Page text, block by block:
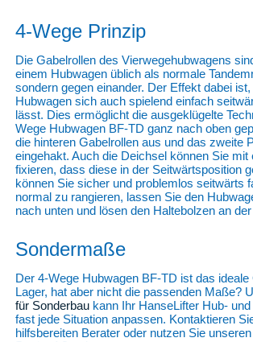
4-Wege Prinzip
Die Gabelrollen des Vierwegehubwagens
einem Hubwagen üblich als normale
sondern gegen einander. Der Effekt dabei
Hubwagen sich auch spielend einfach
lässt. Dies ermöglicht die ausgeklügelte
Wege Hubwagen BF-TD ganz nach oben
die hinteren Gabelrollen aus und das zweite
eingehakt. Auch die Deichsel können Sie mit
fixieren, dass diese in der Seitwärtsposition
können Sie sicher und problemlos seitwärts
normal zu rangieren, lassen Sie den
nach unten und lösen den Haltebolzen an
Sondermaße
Der 4-Wege Hubwagen BF-TD ist das ideale
Lager, hat aber nicht die passenden Maße?
für Sonderbaukann Ihr HanseLifter Hub- und
fast jede Situation anpassen. Kontaktieren
hilfsbereiten Berater oder nutzen Sie